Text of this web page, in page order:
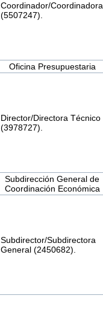
Coordinador/Coordinadora
(5507247).
Oficina Presupuestaria
Director/Directora Técnico
(3978727).
Subdirección General de
Coordinación Económica
Subdirector/Subdirectora
General (2450682).